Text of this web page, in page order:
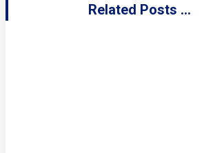
Related Posts ...